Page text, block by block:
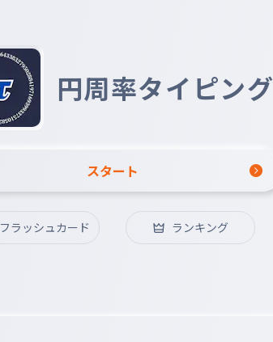
円周率タイピング
スタート
フラッシュカード ランキング